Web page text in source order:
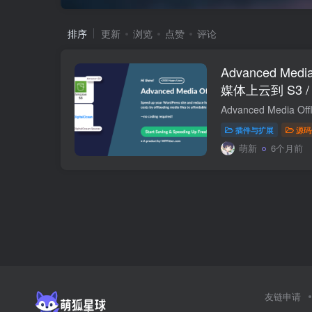
排序 更新 浏览 点赞 评论
Advanced
媒体上云到 S3
方案（免费插件
插件与扩展 源
萌新 6个月前
友链申请